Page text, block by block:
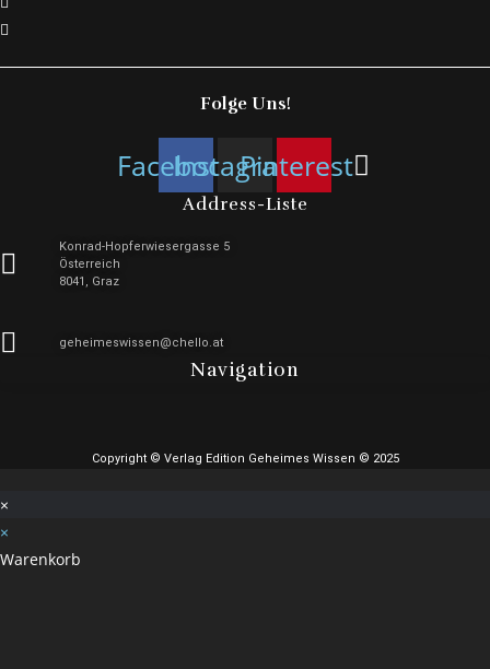
Folge Uns!
Facebook
Instagram
Pinterest
Address-Liste
Konrad-Hopferwiesergasse 5
Österreich
8041, Graz
geheimeswissen@chello.at
Navigation
Copyright © Verlag Edition Geheimes Wissen © 2025
×
×
Warenkorb